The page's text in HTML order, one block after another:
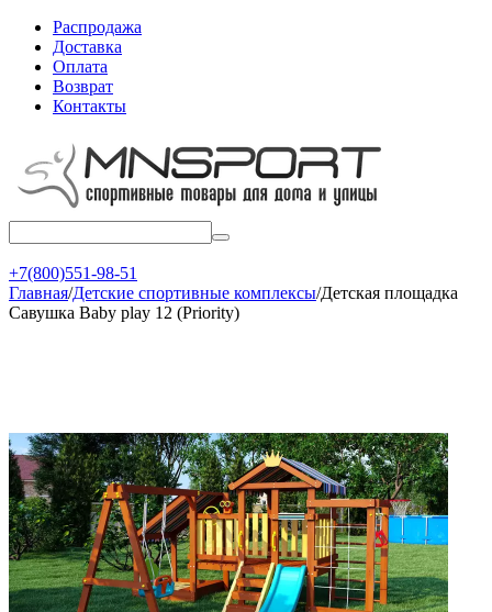
Распродажа
Доставка
Оплата
Возврат
Контакты
+7(800)551-98-51
Главная/Детские спортивные комплексы/Детская площадка
Савушка Baby play 12 (Priority)